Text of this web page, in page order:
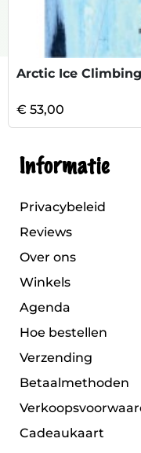
Arctic Ice Climbing
€ 53,00
Informatie
Privacybeleid
Reviews
Over ons
Winkels
Agenda
Hoe bestellen
Verzending
Betaalmethoden
Cadeaukaart